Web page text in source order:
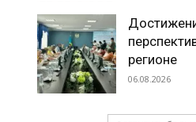
регионе
06.08.2026